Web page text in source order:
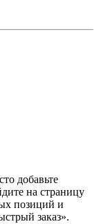
добавьте
на страницу
позиций и
заказ».